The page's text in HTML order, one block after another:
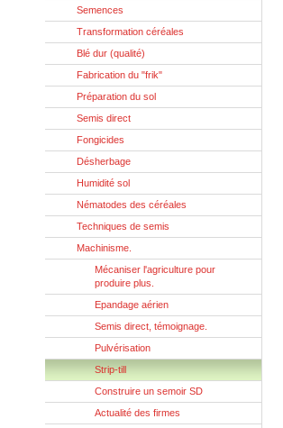
Semences
Transformation céréales
Blé dur (qualité)
Fabrication du "frik"
Préparation du sol
Semis direct
Fongicides
Désherbage
Humidité sol
Nématodes des céréales
Techniques de semis
Machinisme.
Mécaniser l'agriculture pour
produire plus.
Epandage aérien
Semis direct, témoignage.
Pulvérisation
Strip-till
Construire un semoir SD
Actualité des firmes